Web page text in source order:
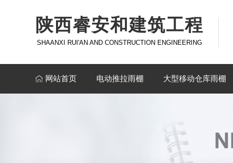
陕西睿安和建筑工程
SHAANXI RUI'AN AND CONSTRUCTION ENGINEERING
网站首页 电动推拉雨棚 大型移动仓库雨棚